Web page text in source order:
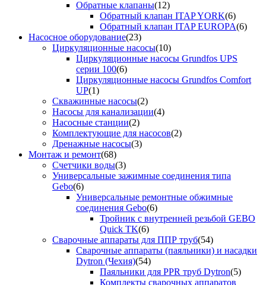
Обратные клапаны(12)
Обратный клапан ITAP YORK(6)
Обратный клапан ITAP EUROPA(6)
Насосное оборудование(23)
Циркуляционные насосы(10)
Циркуляционные насосы Grundfos UPS
серии 100(6)
Циркуляционные насосы Grundfos Comfort
UP(1)
Скважинные насосы(2)
Насосы для канализации(4)
Насосные станции(2)
Комплектующие для насосов(2)
Дренажные насосы(3)
Монтаж и ремонт(68)
Счетчики воды(3)
Универсальные зажимные соединения типа
Gebo(6)
Универсальные ремонтные обжимные
соединения Gebo(6)
Тройник с внутренней резьбой GEBO
Quick TK(6)
Сварочные аппараты для ППР труб(54)
Сварочные аппараты (паяльники) и насадки
Dytron (Чехия)(54)
Паяльники для PPR труб Dytron(5)
Комплекты сварочных аппаратов